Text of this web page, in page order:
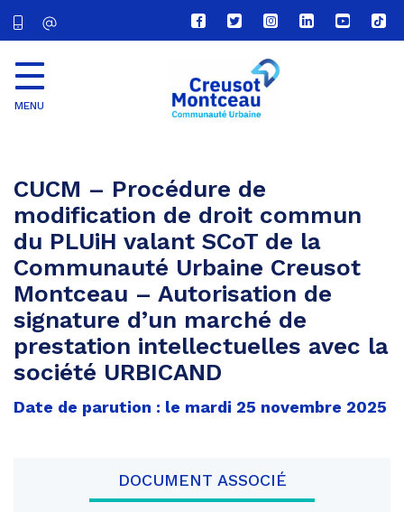
Lien
vers
compte
Facebook
Lien
vers
compte
Twitter
Lien
vers
le
compte
Lien
vers
Lien
vers
Lien
vers
MENU
CUCM – Procédure de
modification de droit commun
du PLUiH valant SCoT de la
Communauté Urbaine Creusot
Montceau – Autorisation de
signature d’un marché de
prestation intellectuelles avec la
société URBICAND
Date de parution : le mardi 25 novembre 2025
DOCUMENT ASSOCIÉ